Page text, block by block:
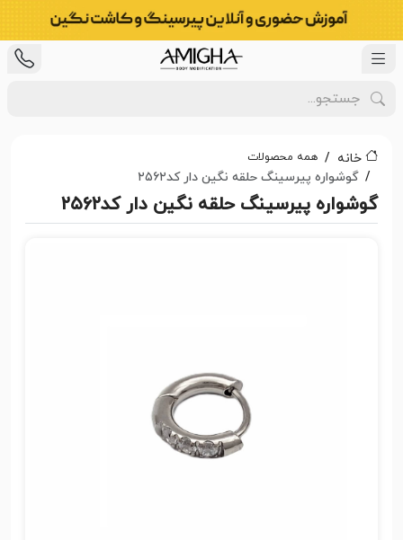
خانه همه محصولات
گوشواره پیرسینگ حلقه نگین دار کد۲۵۶۲
گوشواره پیرسینگ حلقه نگین دار کد۲۵۶۲